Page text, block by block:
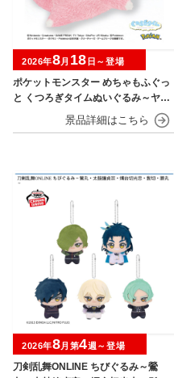
ポケットモンスター めちゃもふぐっ
と くつろぎタイムぬいぐるみ～ヤド
2026年8月 18 日～登場
刀剣乱舞ONLINE ちびぐるみ～鶯
2026年8月第4週～登場